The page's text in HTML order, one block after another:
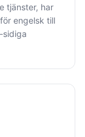
tjänster, har
engelsk till
sidiga